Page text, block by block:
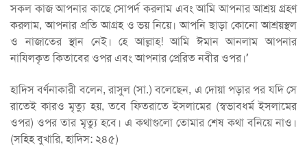
সকল কাজ আপনার কাছে সোপর্দ করলাম এবং আমি আপনার আশ্রয় গ্রহণ
করলাম, আপনার প্রতি আগ্রহ ও ভয় নিয়ে। আপনি ছাড়া কোনো আশ্রয়স্থল
ও নাজাতের স্থান নেই। হে আল্লাহ্! আমি ঈমান আনলাম আপনার
নাযিলকৃত কিতাবের ওপর এবং আপনার প্রেরিত নবীর ওপর।’
হাদিস বর্ণনাকারী বলেন, রাসুল (সা.) বলেছেন, এ দোয়া পড়ার পর যদি সে
রাতেই কারও মৃত্যু হয়, তবে ফিতরাতে ইসলামের (স্বভাবধর্ম ইসলামের
ওপর) ওপর তার মৃত্যু হবে। এ কথাগুলো তোমার শেষ কথা বনিয়ে নাও।
(সহিহ বুখারি, হাদিস: ২৪৫)